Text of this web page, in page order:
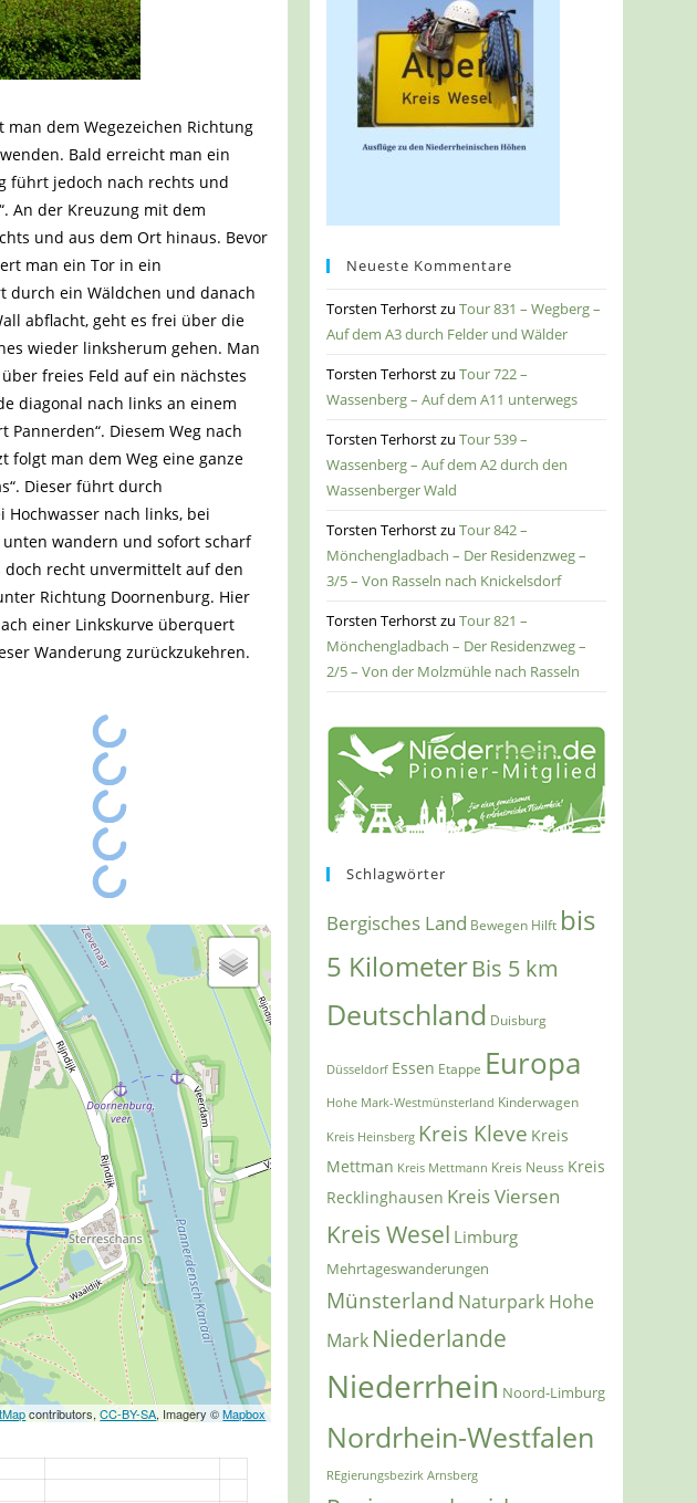
man dem Wegezeichen Richtung
Bald erreicht man ein
führt jedoch nach rechts und
An der Kreuzung mit dem
und aus dem Ort hinaus. Bevor
man ein Tor in ein
durch ein Wäldchen und danach
abflacht, geht es frei über die
wieder linksherum gehen. Man
freies Feld auf ein nächstes
diagonal nach links an einem
Diesem Weg nach
folgt man dem Weg eine ganze
Dieser führt durch
Hochwasser nach links, bei
unten wandern und sofort scharf
doch recht unvermittelt auf den
Richtung Doornenburg. Hier
einer Linkskurve überquert
Wanderung zurückzukehren.
contributors,CC-BY-SA, Imagery ©Mapbox
Neueste Kommentare
Torsten TerhorstzuTour 831 – Wegberg –
Auf dem A3 durch Felder und Wälder
Torsten TerhorstzuTour 722 –
Wassenberg – Auf dem A11 unterwegs
Torsten TerhorstzuTour 539 –
Wassenberg – Auf dem A2 durch den
Wassenberger Wald
Torsten TerhorstzuTour 842 –
Mönchengladbach – Der Residenzweg –
3/5 – Von Rasseln nach Knickelsdorf
Torsten TerhorstzuTour 821 –
Mönchengladbach – Der Residenzweg –
2/5 – Von der Molzmühle nach Rasseln
Schlagwörter
Bergisches Land Bewegen Hilft bis
5 KilometerBis 5 km
Deutschland Duisburg
Düsseldorf Essen Etappe Europa
Hohe Mark-Westmünsterland Kinderwagen
Kreis Heinsberg Kreis Kleve Kreis
Mettman Kreis Mettmann Kreis Neuss Kreis
Recklinghausen Kreis Viersen
Kreis Wesel Limburg
Mehrtageswanderungen
Münsterland Naturpark Hohe
Mark Niederlande
Niederrhein Noord-Limburg
Nordrhein-Westfalen
REgierungsbezirk Arnsberg